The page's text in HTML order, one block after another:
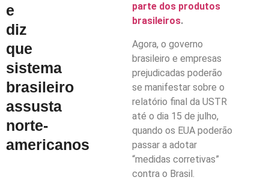
e
diz
que
sistema
brasileiro
assusta
norte-
americanos
parte dos produtos
brasileiros.
Agora, o governo
brasileiro e empresas
prejudicadas poderão
se manifestar sobre o
relatório final da USTR
até o dia 15 de julho,
quando os EUA poderão
passar a adotar
“medidas corretivas”
contra o Brasil.